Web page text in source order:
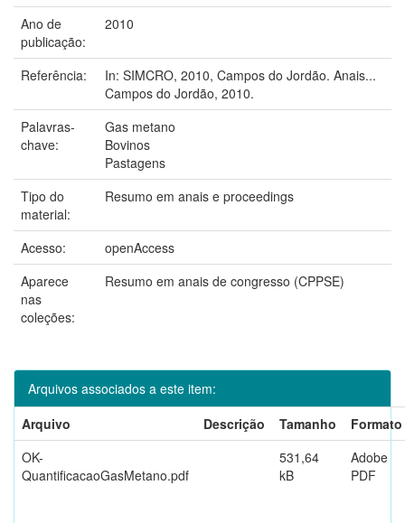
Ano de
publicação:
2010
Referência:
In: SIMCRO, 2010, Campos do Jordão. Anais...
Campos do Jordão, 2010.
Palavras-
chave:
Gas metano
Bovinos
Pastagens
Tipo do
material:
Resumo em anais e proceedings
Acesso:
openAccess
Aparece
nas
coleções:
Resumo em anais de congresso (CPPSE)
Arquivos associados a este item:
Arquivo
Descrição Tamanho
Formato
OK-
QuantificacaoGasMetano.pdf
531,64
kB
Adobe
PDF